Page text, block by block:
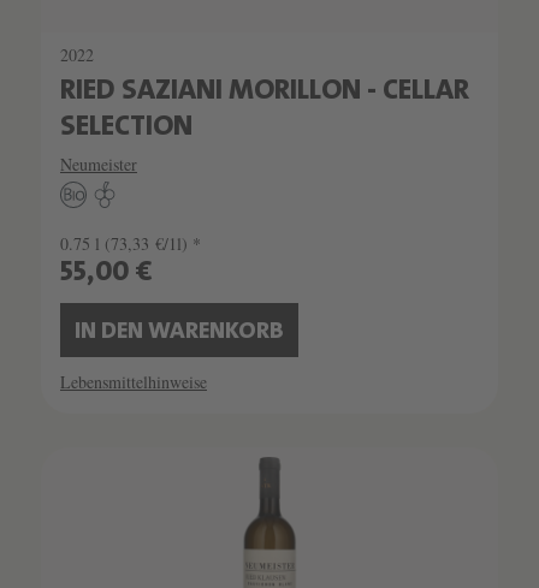
2022
RIED SAZIANI MORILLON - CELLAR
SELECTION
Neumeister
0.75 l (73,33 €/1l) *
55,00 €
IN DEN WARENKORB
Lebensmittelhinweise